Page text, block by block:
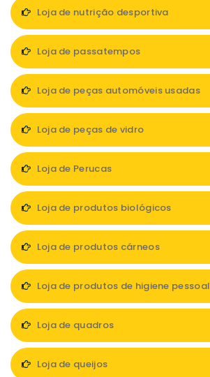
Loja de nutrição desportiva
Loja de passatempos
Loja de peças automóveis usadas
Loja de peças de vidro
Loja de Perucas
Loja de produtos biológicos
Loja de produtos cárneos
Loja de produtos de higiene pessoal
Loja de quadros
Loja de queijos